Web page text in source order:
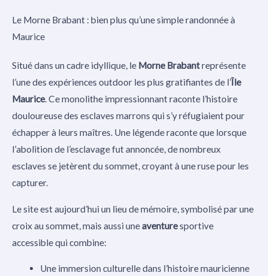
Le Morne Brabant : bien plus qu’une simple randonnée à
Maurice
Situé dans un cadre idyllique, le Morne Brabantreprésente
l’une des expériences outdoor les plus gratifiantes de l’Île
Maurice. Ce monolithe impressionnant raconte l’histoire
douloureuse des esclaves marrons qui s’y réfugiaient pour
échapper à leurs maîtres. Une légende raconte que lorsque
l’abolition de l’esclavage fut annoncée, de nombreux
esclaves se jetèrent du sommet, croyant à une ruse pour les
capturer.
Le site est aujourd’hui un lieu de mémoire, symbolisé par une
croix au sommet, mais aussi uneaventuresportive
accessible qui combine:
Une immersion culturelle dans l’histoire mauricienne